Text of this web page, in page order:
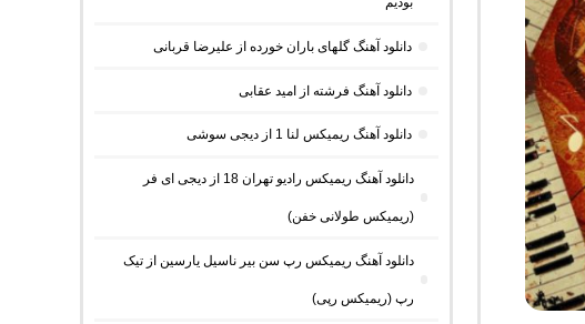
دانلود آهنگ گلهای باران خورده از علیرضا قربانی
دانلود آهنگ فرشته از امید عقابی
دانلود آهنگ ریمیکس لنا 1 از دیجی سوشی
دانلود آهنگ ریمیکس رادیو تهران 18 از دیجی ای فر
(ریمیکس طولانی خفن)
دانلود آهنگ ریمیکس رپ سن بیر ناسیل یارسین از تیک
رپ (ریمیکس رپی)